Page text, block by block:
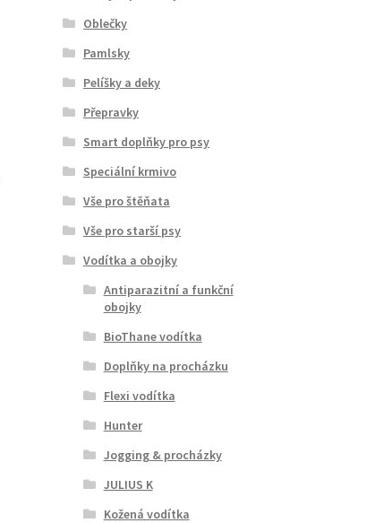
Oblečky
Pamlsky
Pelíšky a deky
Přepravky
Smart doplňky pro psy
Speciální krmivo
Vše pro štěňata
Vše pro starší psy
Vodítka a obojky
Antiparazitní a funkční
obojky
BioThane vodítka
Doplňky na procházku
Flexi vodítka
Hunter
Jogging & procházky
JULIUS K
Kožená vodítka